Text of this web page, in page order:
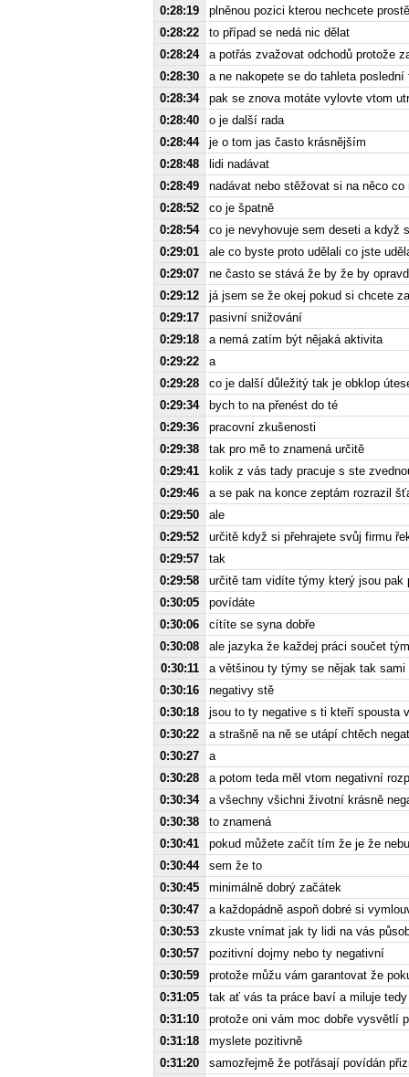
0:28:19
plněnou pozici kterou nechcete
0:28:22
to případ se nedá nic dělat
0:28:24
a potřás zvažovat odchodů protože
0:28:30
a ne nakopete se do tahleta poslední
0:28:34
pak se znova motáte vylovte vtom
0:28:40
o je další rada
0:28:44
je o tom jas často krásnějším
0:28:48
lidi nadávat
0:28:49
nadávat nebo stěžovat si na něco co
0:28:52
co je špatně
0:28:54
co je nevyhovuje sem deseti a když
0:29:01
ale co byste proto udělali co jste
0:29:07
ne často se stává že by že by
0:29:12
já jsem se že okej pokud si chcete
0:29:17
pasivní snižování
0:29:18
a nemá zatím být nějaká aktivita
0:29:22
a
0:29:28
co je další důležitý tak je obklop
0:29:34
bych to na přenést do té
0:29:36
pracovní zkušenosti
0:29:38
tak pro mě to znamená určitě
0:29:41
kolik z vás tady pracuje s ste
0:29:46
a se pak na konce zeptám rozrazil
0:29:50
ale
0:29:52
určitě když si přehrajete svůj firmu
0:29:57
tak
0:29:58
určitě tam vidíte týmy který jsou pak
0:30:05
povídáte
0:30:06
cítíte se syna dobře
0:30:08
ale jazyka že každej práci součet
0:30:11
a většinou ty týmy se nějak tak
0:30:16
negativy stě
0:30:18
jsou to ty negative s ti kteří spousta
0:30:22
a strašně na ně se utápí chtěch
0:30:27
a
0:30:28
a potom teda měl vtom negativní
0:30:34
a všechny všichni životní krásně
0:30:38
to znamená
0:30:41
pokud můžete začít tím že je že
0:30:44
sem že to
0:30:45
minimálně dobrý začátek
0:30:47
a každopádně aspoň dobré si
0:30:53
zkuste vnímat jak ty lidi na vás
0:30:57
pozitivní dojmy nebo ty negativní
0:30:59
protože můžu vám garantovat že
0:31:05
tak ať vás ta práce baví a miluje
0:31:10
protože oni vám moc dobře vysvětlí
0:31:18
myslete pozitivně
0:31:20
samozřejmě že potřásají povídán